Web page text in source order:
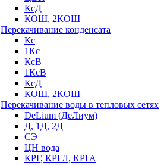
КсД
КОШ, 2КОШ
Перекачивание конденсата
Кс
1Кс
КсВ
1КсВ
КсД
КОШ, 2КОШ
Перекачивание воды в тепловых сетях
DeLium (ДеЛиум)
Д, 1Д, 2Д
СЭ
ЦН вода
КРГ, КРГЛ, КРГА